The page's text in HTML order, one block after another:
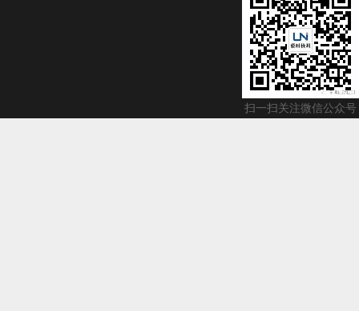
扫一扫关注微信公众号